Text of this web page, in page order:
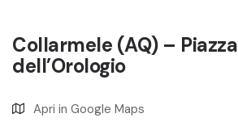
Collarmele (AQ) – Piazza
dell’Orologio
Apri in Google Maps